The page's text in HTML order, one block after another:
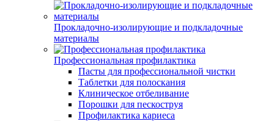
Прокладочно-изолирующие и подкладочные
материалы
Профессиональная профилактика
Пасты для профессиональной чистки
Таблетки для полоскания
Клиническое отбеливание
Порошки для пескоструя
Профилактика кариеса